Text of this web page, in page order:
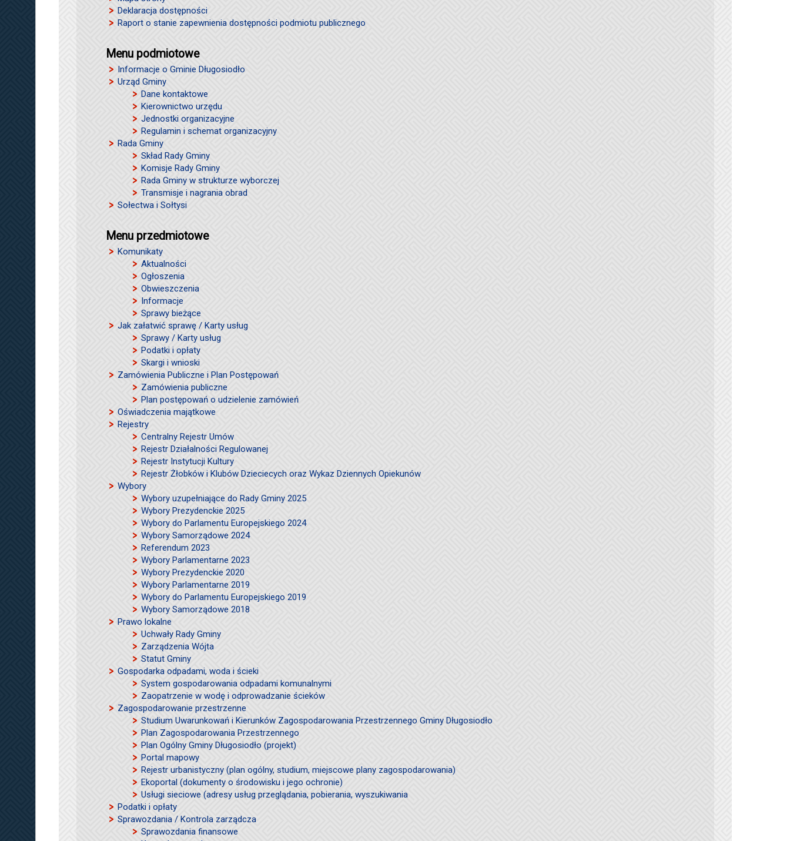
Deklaracja dostępności
Raport o stanie zapewnienia dostępności podmiotu publicznego
Menu podmiotowe
Informacje o Gminie Długosiodło
Urząd Gminy
Dane kontaktowe
Kierownictwo urzędu
Jednostki organizacyjne
Regulamin i schemat organizacyjny
Rada Gminy
Skład Rady Gminy
Komisje Rady Gminy
Rada Gminy w strukturze wyborczej
Transmisje i nagrania obrad
Sołectwa i Sołtysi
Menu przedmiotowe
Komunikaty
Aktualności
Ogłoszenia
Obwieszczenia
Informacje
Sprawy bieżące
Jak załatwić sprawę / Karty usług
Sprawy / Karty usług
Podatki i opłaty
Skargi i wnioski
Zamówienia Publiczne i Plan Postępowań
Zamówienia publiczne
Plan postępowań o udzielenie zamówień
Oświadczenia majątkowe
Rejestry
Centralny Rejestr Umów
Rejestr Działalności Regulowanej
Rejestr Instytucji Kultury
Rejestr Żłobków i Klubów Dzieciecych oraz Wykaz Dziennych Opiekunów
Wybory
Wybory uzupełniające do Rady Gminy 2025
Wybory Prezydenckie 2025
Wybory do Parlamentu Europejskiego 2024
Wybory Samorządowe 2024
Referendum 2023
Wybory Parlamentarne 2023
Wybory Prezydenckie 2020
Wybory Parlamentarne 2019
Wybory do Parlamentu Europejskiego 2019
Wybory Samorządowe 2018
Prawo lokalne
Uchwały Rady Gminy
Zarządzenia Wójta
Statut Gminy
Gospodarka odpadami, woda i ścieki
System gospodarowania odpadami komunalnymi
Zaopatrzenie w wodę i odprowadzanie ścieków
Zagospodarowanie przestrzenne
Studium Uwarunkowań i Kierunków Zagospodarowania Przestrzennego Gminy Długosiodło
Plan Zagospodarowania Przestrzennego
Plan Ogólny Gminy Długosiodło (projekt)
Portal mapowy
Rejestr urbanistyczny (plan ogólny, studium, miejscowe plany zagospodarowania)
Ekoportal (dokumenty o środowisku i jego ochronie)
Usługi sieciowe (adresy usług przeglądania, pobierania, wyszukiwania
Podatki i opłaty
Sprawozdania / Kontrola zarządcza
Sprawozdania finansowe